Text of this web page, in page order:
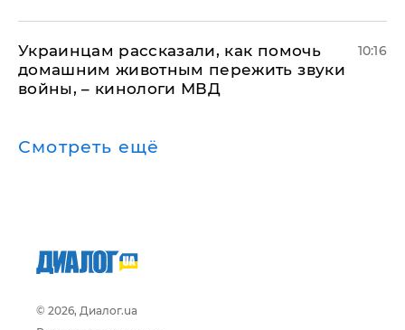
Украинцам рассказали, как помочь
домашним животным пережить звуки
войны, – кинологи МВД
10:16
Смотреть ещё
© 2026, Диалог.ua